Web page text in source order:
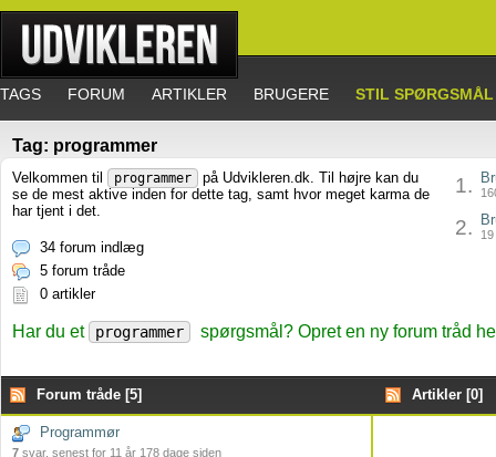
TAGS FORUM ARTIKLER BRUGERE STIL SPØRGSMÅL
Tag: programmer
Velkommen til programmer
på Udvikleren.dk. Til højre kan du
se de mest aktive inden for dette tag, samt hvor meget karma de
har tjent i det.
34 forum indlæg
5 forum tråde
0 artikler
1.
2.
Har du et programmer spørgsmål? Opret en ny forum tråd
Forum tråde [5] Artikler [0]
Programmør
7 svar, senest for 11 år 178 dage siden